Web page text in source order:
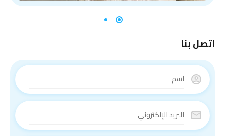
اتصل بنا